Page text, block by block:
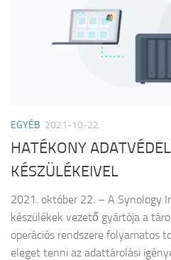
EGYÉB 2021-10-22
HATÉKONY
KÉSZÜLÉKEIVEL
2021. október 22. – A Synology
készülékek vezető gyártója a
operációs rendszere folyamatos
eleget tenni az adattárolási